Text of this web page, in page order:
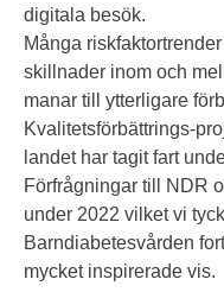
digitala besök.
Många
skillnader inom och
manar till ytterligare
Kvalitetsförbättrings-
landet har tagit fart
Förfrågningar till NDR
under 2022 vilket vi
Barndiabetesvården
mycket inspirerade vis.